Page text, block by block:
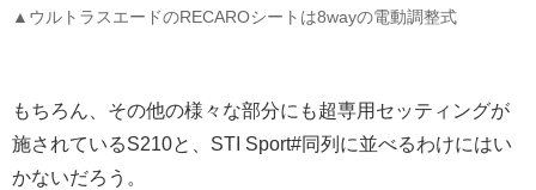
▲ウルトラスエードのRECAROシートは8wayの電動調整式
もちろん、その他の様々な部分にも超専用セッティングが
施されているS210と、STI Sport#同列に並べるわけにはい
かないだろう。